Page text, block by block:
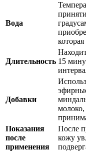
Вода
Длительность 15
Добавки
Показания
после
применения
После
кожу